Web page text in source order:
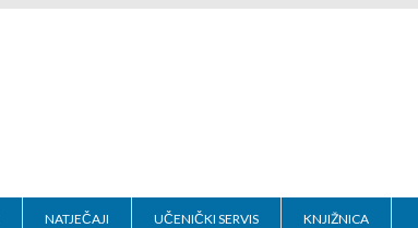
NATJEČAJI UČENIČKI SERVIS KNJIŽNICA